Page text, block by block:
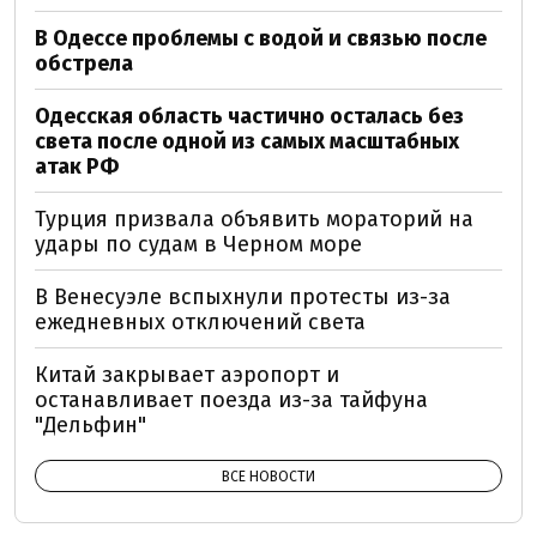
В Одессе проблемы с водой и связью после
обстрела
Одесская область частично осталась без
света после одной из самых масштабных
атак РФ
Турция призвала объявить мораторий на
удары по судам в Черном море
В Венесуэле вспыхнули протесты из-за
ежедневных отключений света
Китай закрывает аэропорт и
останавливает поезда из-за тайфуна
"Дельфин"
ВСЕ НОВОСТИ